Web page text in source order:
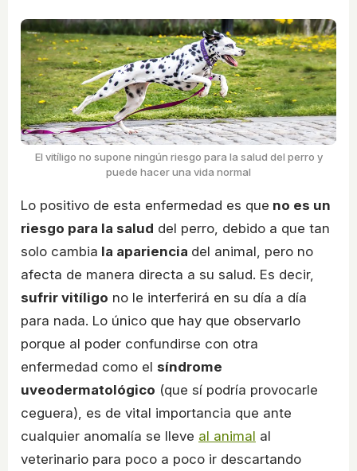
El vitíligo no supone ningún riesgo para la salud del perro y
puede hacer una vida normal
Lo positivo de esta enfermedad es que no es un
riesgo para la salud del perro, debido a que tan
solo cambia la apariencia del animal, pero no
afecta de manera directa a su salud. Es decir,
sufrir vitíligo no le interferirá en su día a día
para nada. Lo único que hay que observarlo
porque al poder confundirse con otra
enfermedad como el síndrome
uveodermatológico (que sí podría provocarle
ceguera), es de vital importancia que ante
cualquier anomalía se lleve al animal al
veterinario para poco a poco ir descartando